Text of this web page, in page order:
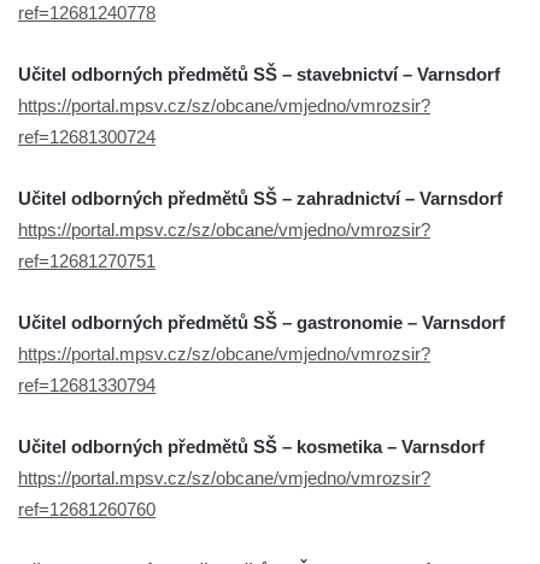
ref=12681240778
Učitel odborných předmětů SŠ – stavebnictví – Varnsdorf
https://portal.mpsv.cz/sz/obcane/vmjedno/vmrozsir?
ref=12681300724
Učitel odborných předmětů SŠ – zahradnictví – Varnsdorf
https://portal.mpsv.cz/sz/obcane/vmjedno/vmrozsir?
ref=12681270751
Učitel odborných předmětů SŠ – gastronomie – Varnsdorf
https://portal.mpsv.cz/sz/obcane/vmjedno/vmrozsir?
ref=12681330794
Učitel odborných předmětů SŠ – kosmetika – Varnsdorf
https://portal.mpsv.cz/sz/obcane/vmjedno/vmrozsir?
ref=12681260760